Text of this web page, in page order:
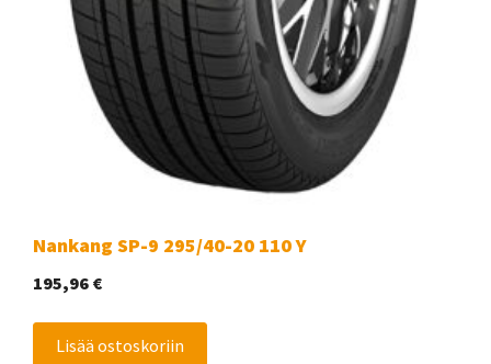
Nankang SP-9 295/40-20 110 Y
195,96 €
Lisää ostoskoriin